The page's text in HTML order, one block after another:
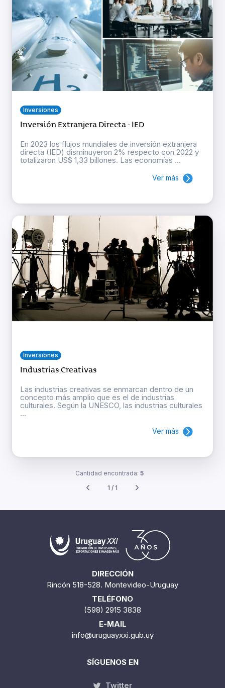
Inversiones
Inversión Extranjera Directa - IED
En 2023 los flujos mundiales de inversión extranjera
directa (IED) disminuyeron 2% respecto con 2022 y
totalizaron US$ 1,33 billones. Las economías ...
Ver más
Inversiones
Industrias Creativas
Las industrias creativas se enmarcan dentro de un
concepto más amplio que es el de industrias
culturales. Según la UNESCO, las industrias culturales
...
Ver más
Cantidad encontrada: 5
1 / 1
DIRECCIÓN
Rincón 518-528. Montevideo-Uruguay
TELÉFONO
(598) 2915 3838
E-MAIL
info@uruguayxxi.gub.uy
SÍGUENOS EN
Twitter